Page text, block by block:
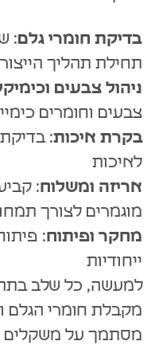
בדיקת חומרי גלם:
תחילת תהליך הייצור
ניהול צבעים
צבעים וחומרים
בקרת איכות:
לאיכות
אריזה ומשלוח:
מוגמרים לצורך
מחקר ופיתוח:
ייחודיות
למעשה, כל שלב
מקבלת חומרי הגלם
מסתמך על משקלים